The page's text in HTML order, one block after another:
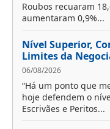
Roubos recuaram
aumentaram 0,9%...
Nível Superior,
Limites da
06/08/2026
“Há um ponto que
hoje defendem o
Escrivães e Peritos...